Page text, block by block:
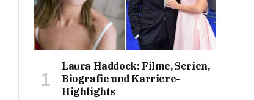
Laura Haddock: Filme, Serien,
Biografie und Karriere-
Highlights